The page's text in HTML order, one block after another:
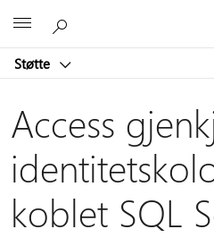
Støtte
Access
koblet SQL